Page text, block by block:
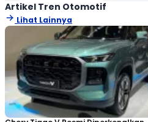
Artikel Tren Otomotif
Lihat Lainnya